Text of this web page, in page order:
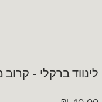
לינווד ברקלי -